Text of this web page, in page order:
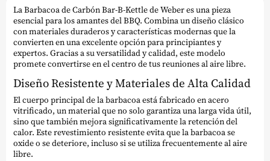
La Barbacoa de Carbón Bar-B-Kettle de Weber es una pieza
esencial para los amantes del BBQ. Combina un diseño clásico
con materiales duraderos y características modernas que la
convierten en una excelente opción para principiantes y
expertos. Gracias a su versatilidad y calidad, este modelo
promete convertirse en el centro de tus reuniones al aire libre.
Diseño Resistente y Materiales de Alta Calidad
El cuerpo principal de la barbacoa está fabricado en acero
vitrificado, un material que no solo garantiza una larga vida útil,
sino que también mejora significativamente la retención del
calor. Este revestimiento resistente evita que la barbacoa se
oxide o se deteriore, incluso si se utiliza frecuentemente al aire
libre.